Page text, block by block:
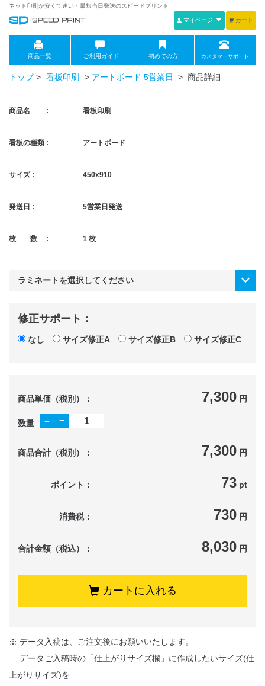
ネット印刷が安くて速い・最短当日発送のスピードプリント
マイページ カート
商品一覧 ご利用ガイド 初めての方 カスタマーサポート
トップ> 看板印刷 > アートボード 5営業日 > 商品詳細
商品名 : 看板印刷
看板の種類 : アートボード
サイズ : 450x910
発送日 : 5営業日発送
枚 数 : 1 枚
修正サポート：
なし サイズ修正A サイズ修正B サイズ修正C
商品単価（税別）： 7,300 円
数量 ＋ −
商品合計（税別）： 7,300 円
ポイント： 73 pt
消費税： 730 円
合計金額（税込）： 8,030 円
カートに入れる
※ データ入稿は、ご注文後にお願いいたします。
データご入稿時の「仕上がりサイズ欄」に作成したいサイズ(仕
上がりサイズ)を